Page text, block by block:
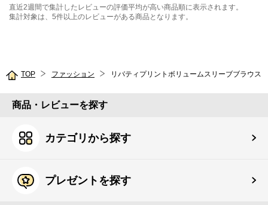
直近2週間で集計したレビューの評価平均が高い商品順に表示されます。
集計対象は、5件以上のレビューがある商品となります。
TOP ファッション リバティプリントボリュームスリーブブラウス
商品・レビューを探す
カテゴリから探す
プレゼントを探す